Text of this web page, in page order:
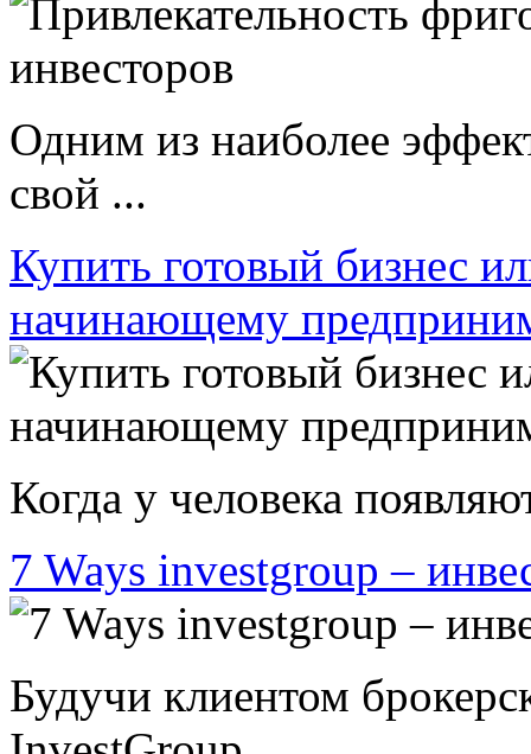
Одним из наиболее
свой ...
Купить готовый бизнес
начинающему
Когда у человека
7 Ways investgroup –
Будучи клиентом